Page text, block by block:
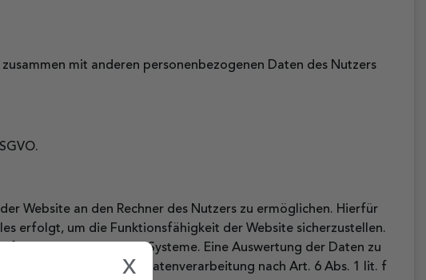
x
mit anderen personenbezogenen Daten des Nutzers
Website an den Rechner des Nutzers zu ermöglichen. Hierfür
erfolgt, um die Funktionsfähigkeit der Website sicherzustellen.
Systeme. Eine Auswertung der Daten zu
Interesse an der Datenverarbeitung nach Art. 6 Abs. 1 lit. f